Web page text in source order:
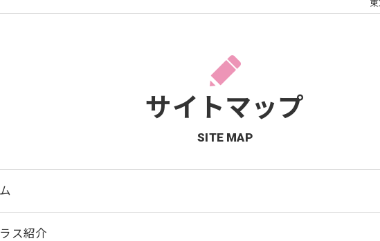
SITE MAP
サイトマップ
ス紹介